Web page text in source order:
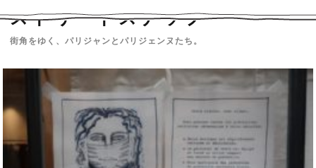
ストリートスナップ
街角をゆく、パリジャンとパリジェンヌたち。